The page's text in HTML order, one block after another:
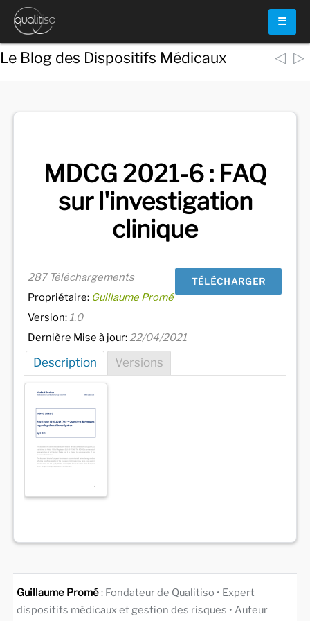
☰
Le Blog des Dispositifs Médicaux ◁ ▷
MDCG 2021-6 : FAQ
sur l'investigation
clinique
TÉLÉCHARGER
287 Téléchargements
Propriétaire: Guillaume Promé
Version: 1.0
Dernière Mise à jour: 22/04/2021
Description Versions
Guillaume Promé: Fondateur de Qualitiso • Expert
dispositifs médicaux et gestion des risques • Auteur